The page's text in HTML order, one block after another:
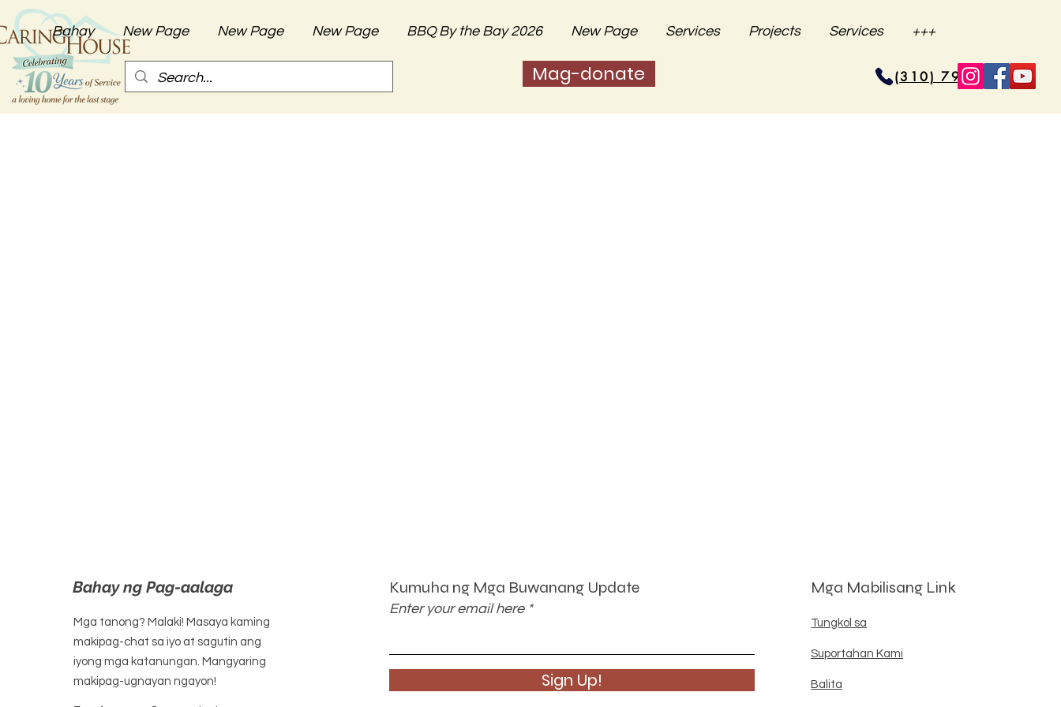
Bahay New Page New Page New Page BBQ By the Bay 2026 New Page Services Projects Services +++
Mag-donate (310) 796-6625
Bahay ng Pag-aalaga
Mga tanong? Malaki! Masaya kaming
makipag-chat sa iyo at sagutin ang
iyong mga katanungan. Mangyaring
makipag-ugnayan ngayon!
Kumuha ng Mga Buwanang Update
Enter your email here
Sign Up!
Mga Mabilisang Link
Tungkol sa
Suportahan Kami
Balita